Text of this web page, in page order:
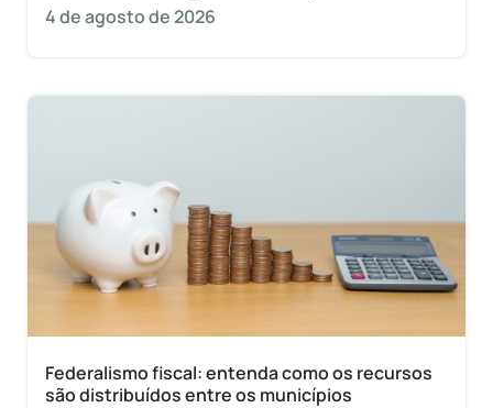
4 de agosto de 2026
Federalismo fiscal: entenda como os recursos
são distribuídos entre os municípios